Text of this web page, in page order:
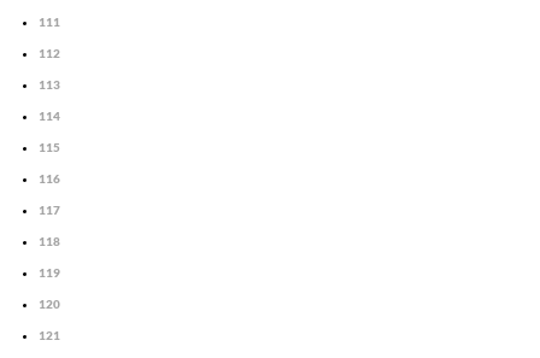
111
112
113
114
115
116
117
118
119
120
121